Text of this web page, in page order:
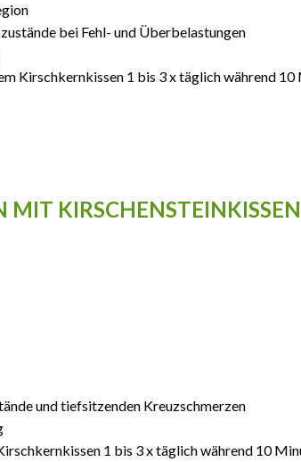
bei Fehl- und Überbelastungen
Kirschkernkissen 1 bis 3 x täglich während
KIRSCHENSTEINKISSEN
und tiefsitzenden Kreuzschmerzen
1 bis 3 x täglich während 10